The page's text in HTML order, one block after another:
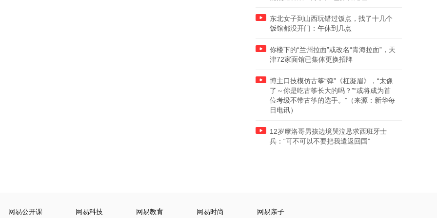
东北女子到山西玩错过饭点，找了十几个
饭馆都没开门：午休到几点
你楼下的“兰州拉面”或改名“青海拉面”，天
津72家面馆已集体更换招牌
博主口技模仿古筝“弹”《枉凝眉》，“太像
了～你是吃古筝长大的吗？”“或将成为首
位考级不带古筝的选手。”（来源：新华每
日电讯）
12岁摩洛哥男孩边境哭泣恳求西班牙士
兵：“可不可以不要把我遣返回国”
网易公开课 网易科技 网易教育 网易时尚 网易亲子